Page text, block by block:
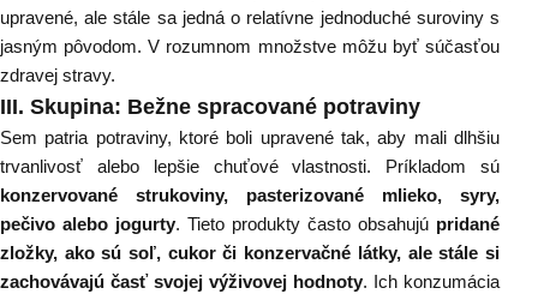
upravené, ale stále sa jedná o relatívne jednoduché suroviny s
jasným pôvodom. V rozumnom množstve môžu byť súčasťou
zdravej stravy.
III. Skupina: Bežne spracované potraviny
Sem patria potraviny, ktoré boli upravené tak, aby mali dlhšiu
trvanlivosť alebo lepšie chuťové vlastnosti. Príkladom sú
konzervované strukoviny, pasterizované mlieko, syry,
pečivo alebo jogurty. Tieto produkty často obsahujú pridané
zložky, ako sú soľ, cukor či konzervačné látky, ale stále si
zachovávajú časť svojej výživovej hodnoty. Ich konzumácia